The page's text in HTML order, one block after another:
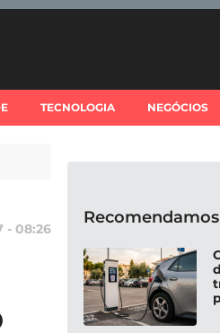
TECNOLOGIA NEGÓCIOS
- 08:26
Recomendamos